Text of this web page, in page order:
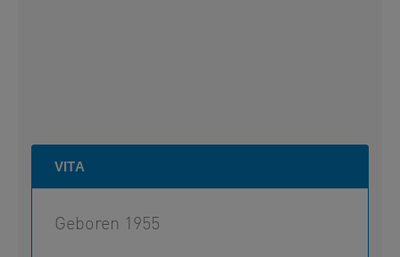
VITA
Geboren 1955